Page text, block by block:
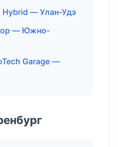
Hybrid — Улан-Удэ
— Южно-
Garage —